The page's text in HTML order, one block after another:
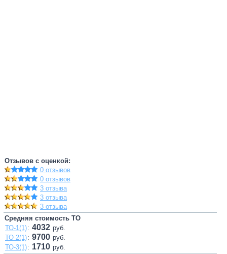
Отзывов с оценкой:
0 отзывов
0 отзывов
3 отзыва
3 отзыва
3 отзыва
Средняя стоимость ТО
ТО-1(1): 4032 руб.
ТО-2(1): 9700 руб.
ТО-3(1): 1710 руб.